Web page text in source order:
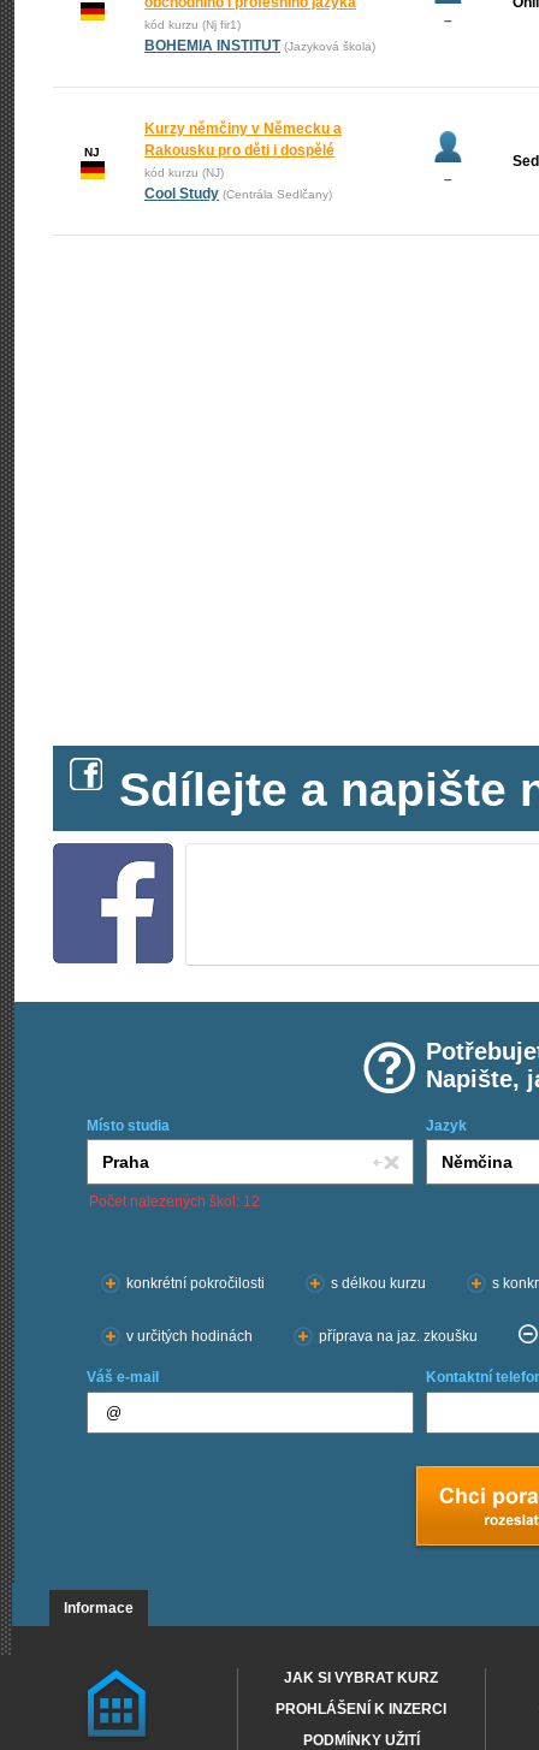
kód kurzu (Nj fir1)
BOHEMIA INSTITUT (Jazyková škola)
–
NJ
Kurzy němčiny v Německu a
Rakousku pro děti i dospělé
kód kurzu (NJ)
Cool Study (Centrála Sedlčany)
–
Sdílejte a napište
Napište,
Místo studia Jazyk
Počet nalezených škol: 12
konkrétní pokročilosti
s délkou kurzu s
v určitých hodinách příprava na jaz. zkoušku
Váš e-mail Kontaktní
Informace
JAK SI VYBRAT KURZ
PROHLÁŠENÍ K INZERCI
PODMÍNKY UŽITÍ